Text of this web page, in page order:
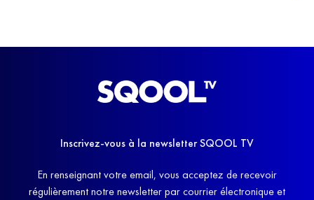
Inscrivez-vous à la newsletter SQOOL TV
En renseignant votre email, vous acceptez de recevoir
régulièrement notre newsletter par courrier électronique et